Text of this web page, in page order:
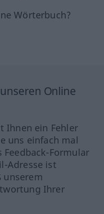
Wörterbuch?
Online
Ihnen ein Fehler
uns einfach mal
Formular
Adresse ist
Ihrer